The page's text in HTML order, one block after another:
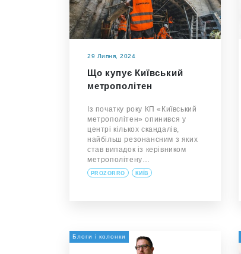
29 Липня, 2024
Що купує Київський
метрополітен
Із початку року КП «Київський
метрополітен» опинився у
центрі кількох скандалів,
найбільш резонансним з яких
став випадок із керівником
метрополітену…
PROZORRO КИЇВ
Блоги і колонки